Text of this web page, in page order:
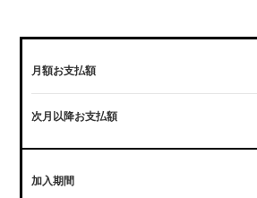
月額お支払額
次月以降お支払額
加入期間